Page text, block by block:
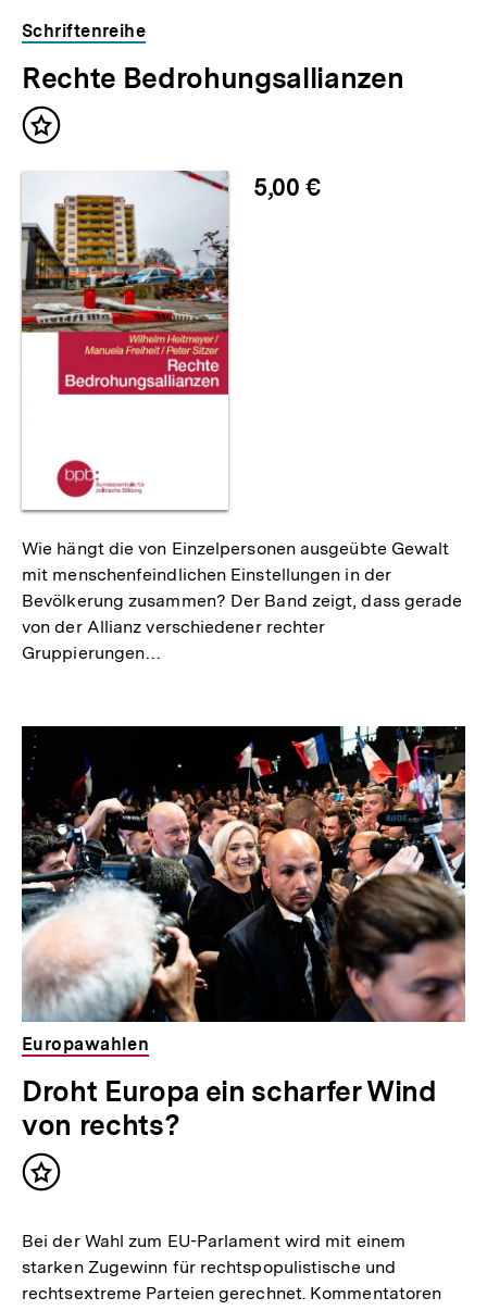
Schriftenreihe
Rechte Bedrohungsallianzen
Inhalt
5,00 €
Wie hängt die von Einzelpersonen ausgeübte Gewalt
mit menschenfeindlichen Einstellungen in der
Bevölkerung zusammen? Der Band zeigt, dass gerade
von der Allianz verschiedener rechter
Gruppierungen…
Europawahlen
Droht Europa ein scharfer Wind
von rechts?
Inhalt
Bei der Wahl zum EU-Parlament wird mit einem
starken Zugewinn für rechtspopulistische und
rechtsextreme Parteien gerechnet. Kommentatoren